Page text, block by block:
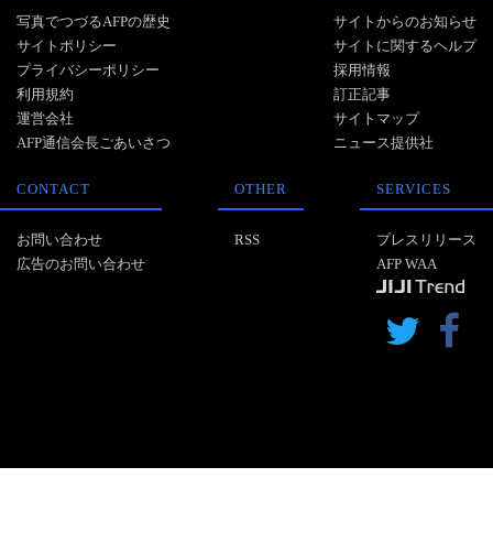
写真でつづるAFPの歴史
サイトポリシー
プライバシーポリシー
利用規約
運営会社
AFP通信会長ごあいさつ
サイトからのお知らせ
サイトに関するヘルプ
採用情報
訂正記事
サイトマップ
ニュース提供社
CONTACT
お問い合わせ
広告のお問い合わせ
OTHER
RSS
SERVICES
プレスリリース
AFP WAA